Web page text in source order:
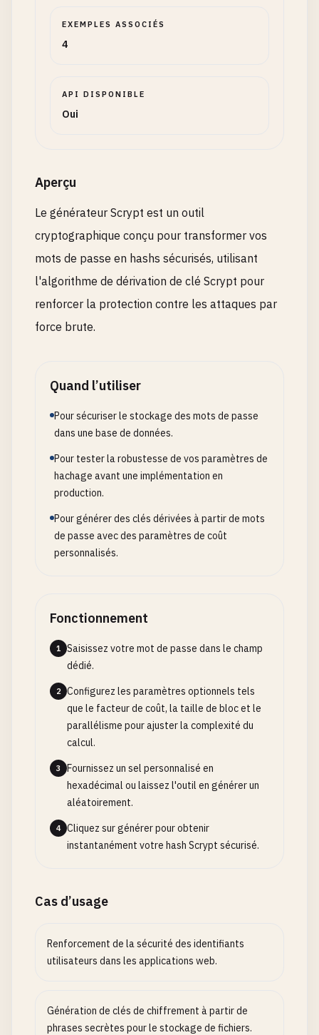
EXEMPLES ASSOCIÉS
4
API DISPONIBLE
Oui
Aperçu
Le générateur Scrypt est un outil
cryptographique conçu pour transformer vos
mots de passe en hashs sécurisés, utilisant
l'algorithme de dérivation de clé Scrypt pour
renforcer la protection contre les attaques par
force brute.
Quand l’utiliser
Pour sécuriser le stockage des mots de passe
dans une base de données.
Pour tester la robustesse de vos paramètres de
hachage avant une implémentation en
production.
Pour générer des clés dérivées à partir de mots
de passe avec des paramètres de coût
personnalisés.
Fonctionnement
1
Saisissez votre mot de passe dans le champ
dédié.
2
Configurez les paramètres optionnels tels
que le facteur de coût, la taille de bloc et le
parallélisme pour ajuster la complexité du
calcul.
3
Fournissez un sel personnalisé en
hexadécimal ou laissez l'outil en générer un
aléatoirement.
4
Cliquez sur générer pour obtenir
instantanément votre hash Scrypt sécurisé.
Cas d’usage
Renforcement de la sécurité des identifiants
utilisateurs dans les applications web.
Génération de clés de chiffrement à partir de
phrases secrètes pour le stockage de fichiers.